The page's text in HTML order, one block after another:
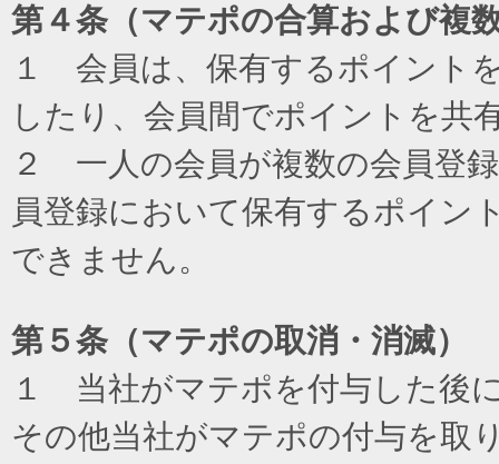
第４条（マテポの合算および複
１ 会員は、保有するポイント
したり、会員間でポイントを共
２ 一人の会員が複数の会員登
員登録において保有するポイン
できません。
第５条（マテポの取消・消滅）
１ 当社がマテポを付与した後
その他当社がマテポの付与を取